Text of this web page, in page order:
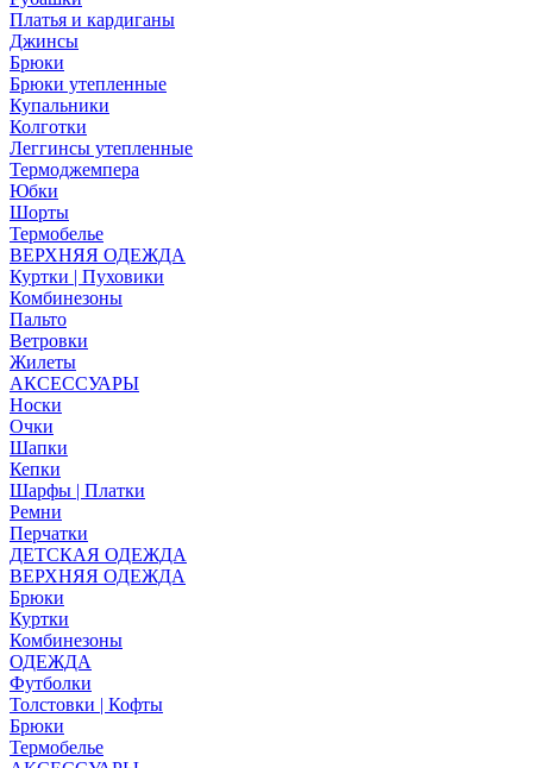
Платья и кардиганы
Джинсы
Брюки
Брюки утепленные
Купальники
Колготки
Леггинсы утепленные
Термоджемпера
Юбки
Шорты
Термобелье
ВЕРХНЯЯ ОДЕЖДА
Куртки | Пуховики
Комбинезоны
Пальто
Ветровки
Жилеты
АКСЕССУАРЫ
Носки
Очки
Шапки
Кепки
Шарфы | Платки
Ремни
Перчатки
ДЕТСКАЯ ОДЕЖДА
ВЕРХНЯЯ ОДЕЖДА
Брюки
Куртки
Комбинезоны
ОДЕЖДА
Футболки
Толстовки | Кофты
Брюки
Термобелье